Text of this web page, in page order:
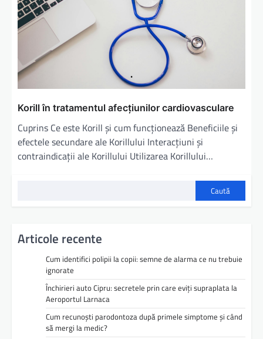
Korill în tratamentul afecțiunilor cardiovasculare
Cuprins Ce este Korill și cum funcționează Beneficiile și
efectele secundare ale Korillului Interacțiuni și
contraindicații ale Korillului Utilizarea Korillului…
Caută
Articole recente
Cum identifici polipii la copii: semne de alarma ce nu trebuie
ignorate
Închirieri auto Cipru: secretele prin care eviți supraplata la
Aeroportul Larnaca
Cum recunoști parodontoza după primele simptome și când
să mergi la medic?